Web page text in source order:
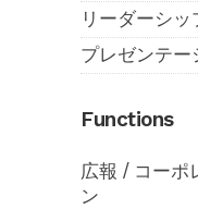
リーダーシ
プレゼンテ
Functions
広報 / コーポ
ン